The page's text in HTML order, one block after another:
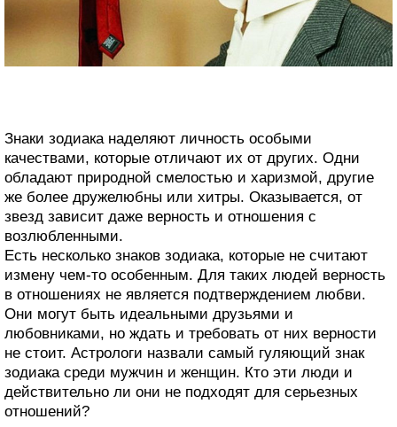
Знаки зодиака наделяют личность особыми
качествами, которые отличают их от других. Одни
обладают природной смелостью и харизмой, другие
же более дружелюбны или хитры. Оказывается, от
звезд зависит даже верность и отношения с
возлюбленными.
Есть несколько знаков зодиака, которые не считают
измену чем-то особенным. Для таких людей верность
в отношениях не является подтверждением любви.
Они могут быть идеальными друзьями и
любовниками, но ждать и требовать от них верности
не стоит. Астрологи назвали самый гуляющий знак
зодиака среди мужчин и женщин. Кто эти люди и
действительно ли они не подходят для серьезных
отношений?